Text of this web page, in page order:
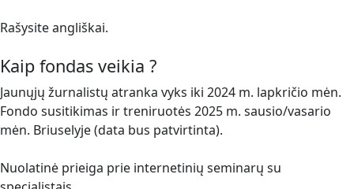
Rašysite angliškai.
Kaip fondas veikia ?
Jaunųjų žurnalistų atranka vyks iki 2024 m. lapkričio mėn.
Fondo susitikimas ir treniruotės 2025 m. sausio/vasario
mėn. Briuselyje (data bus patvirtinta).
Nuolatinė prieiga prie internetinių seminarų su